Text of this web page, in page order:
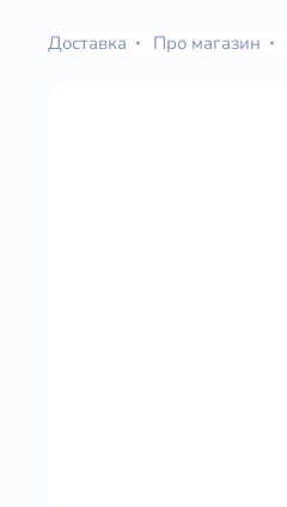
Доставка Про магазин